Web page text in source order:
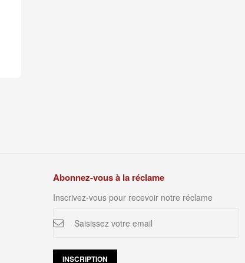
Abonnez-vous à la réclame
Inscrivez-vous pour recevoir notre réclame
à
:
INSCRIPTION